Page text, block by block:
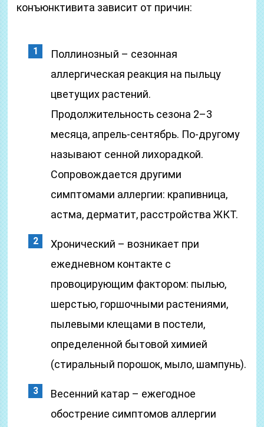
конъюнктивита зависит от причин:
Поллинозный – сезонная
аллергическая реакция на пыльцу
цветущих растений.
Продолжительность сезона 2–3
месяца, апрель-сентябрь. По-другому
называют сенной лихорадкой.
Сопровождается другими
симптомами аллергии: крапивница,
астма, дерматит, расстройства ЖКТ.
Хронический – возникает при
ежедневном контакте с
провоцирующим фактором: пылью,
шерстью, горшочными растениями,
пылевыми клещами в постели,
определенной бытовой химией
(стиральный порошок, мыло, шампунь).
Весенний катар – ежегодное
обострение симптомов аллергии